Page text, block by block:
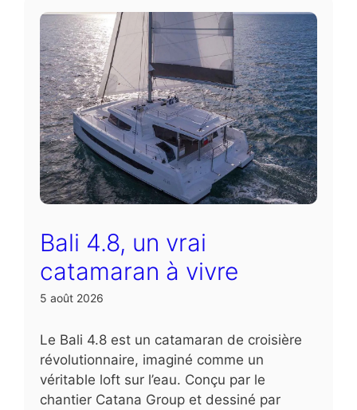
Bali 4.8, un vrai
catamaran à vivre
5 août 2026
Le Bali 4.8 est un catamaran de croisière
révolutionnaire, imaginé comme un
véritable loft sur l’eau. Conçu par le
chantier Catana Group et dessiné par